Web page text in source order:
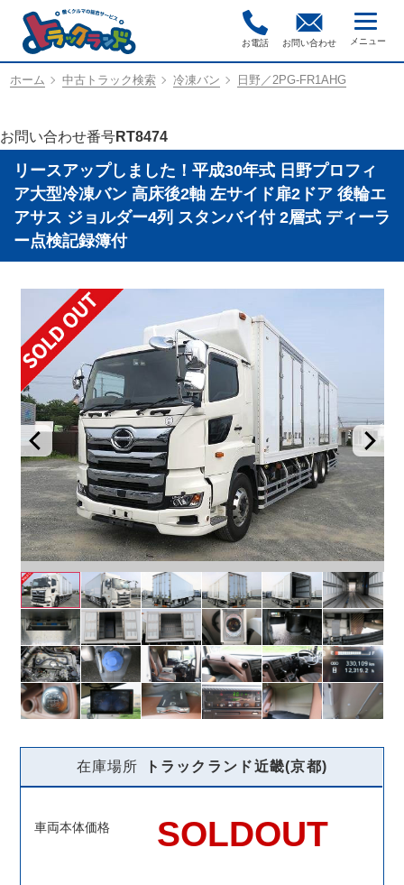
お電話 お問い合わせ
ホーム 中古トラック検索 冷凍バン 日野／2PG-FR1AHG
お問い合わせ番号RT8474
リースアップしました！平成30年式 日野プロフィ
ア大型冷凍バン 高床後2軸 左サイド扉2ドア 後輪エ
アサス ジョルダー4列 スタンバイ付 2層式 ディーラ
ー点検記録簿付
在庫場所 トラックランド近畿(京都)
車両本体価格 SOLDOUT